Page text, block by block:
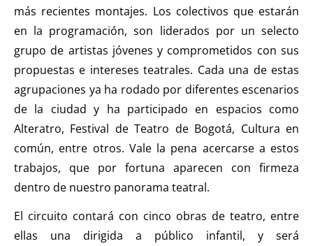
más recientes montajes. Los colectivos que estarán
en la programación, son liderados por un selecto
grupo de artistas jóvenes y comprometidos con sus
propuestas e intereses teatrales. Cada una de estas
agrupaciones ya ha rodado por diferentes escenarios
de la ciudad y ha participado en espacios como
Alteratro, Festival de Teatro de Bogotá, Cultura en
común, entre otros. Vale la pena acercarse a estos
trabajos, que por fortuna aparecen con firmeza
dentro de nuestro panorama teatral.
El circuito contará con cinco obras de teatro, entre
ellas una dirigida a público infantil, y será